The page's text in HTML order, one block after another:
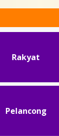
Rakyat
Pelancong